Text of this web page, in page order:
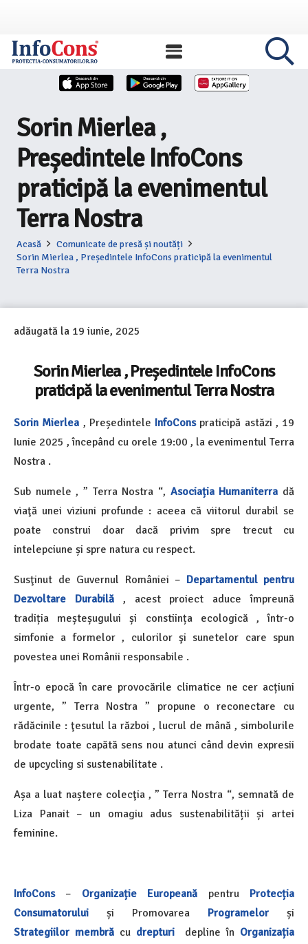
Sorin Mierlea ,
Președintele InfoCons
praticipă la evenimentul
Terra Nostra
Acasă
Comunicate de presă și noutăți
Sorin Mierlea , Președintele InfoCons praticipă la evenimentul
Terra Nostra
adăugată la 19 iunie, 2025
Sorin Mierlea , Președintele InfoCons
praticipă la evenimentul Terra Nostra
Sorin Mierlea , Președintele InfoConspraticipă astăzi , 19
Iunie 2025 , începând cu orele 19:00 , la evenimentul Terra
Nostra .
Sub numele , ” Terra Nostra “, Asociația Humaniterra dă
viaţă unei viziuni profunde : aceea că viitorul durabil se
poate construi doar dacă privim spre trecut cu
intelepciune și spre natura cu respect.
Susţinut de Guvernul României – Departamentul pentru
Dezvoltare Durabilă, acest proiect aduce împreună
tradiția meșteșugului și constiința ecologică , într-o
simfonie a formelor , culorilor şi sunetelor care spun
povestea unei Românii responsabile .
Într-o epocă în care provocările climatice ne cer acțiuni
urgente, ” Terra Nostra ” propune o reconectare cu
rădăcinile : ţesutul la război , lucrul de mână , simbolurile
brodate toate capătă sens nou atunci când devin expresii
de upcycling si sustenabilitate .
Așa a luat naștere colecţia , ” Terra Nostra “, semnată de
Liza Panait – un omagiu adus sustenabilității și artei
feminine.
InfoCons– Organizație Europeană pentru Protecția
Consumatorului și Promovarea Programelor
și
Strategiilor membră cu drepturidepline în Organizația